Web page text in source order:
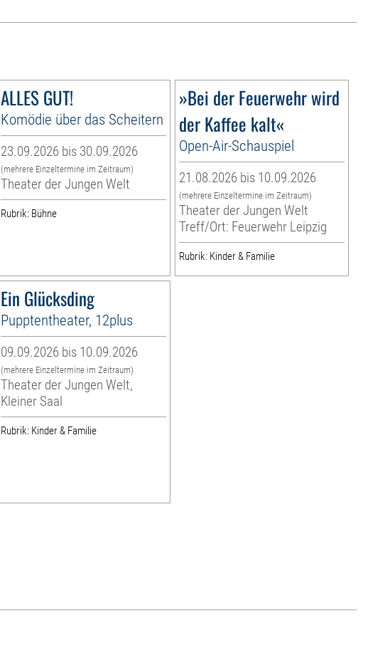
ALLES GUT!
Komödie über das Scheitern
23.09.2026 bis 30.09.2026
(mehrere Einzeltermine im Zeitraum)
Theater der Jungen Welt
Rubrik: Bühne
»Bei der Feuerwehr wird
der Kaffee kalt«
Open-Air-Schauspiel
21.08.2026 bis 10.09.2026
(mehrere Einzeltermine im Zeitraum)
Theater der Jungen Welt
Treff/Ort: Feuerwehr Leipzig
Rubrik: Kinder & Familie
Ein Glücksding
Pupptentheater, 12plus
09.09.2026 bis 10.09.2026
(mehrere Einzeltermine im Zeitraum)
Theater der Jungen Welt,
Kleiner Saal
Rubrik: Kinder & Familie